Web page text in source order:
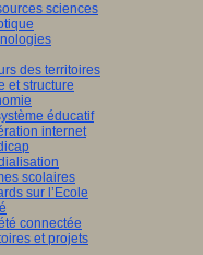
sciences
des territoires
et structure
éducatif
internet
scolaires
sur l’Ecole
connectée
et projets